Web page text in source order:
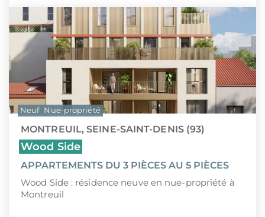
MONTREUIL, SEINE-SAINT-DENIS (93)
Wood Side
APPARTEMENTS DU 3 PIÈCES AU 5 PIÈCES
Wood Side : résidence neuve en nue-propriété à
Montreuil
Neuf Nue-propriété